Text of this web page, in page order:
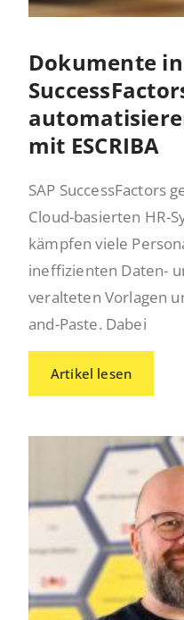
Dokumente in
mit ESCRIBA
SAP SuccessFactors
Cloud-basierten HR-
kämpfen viele
ineffizienten Daten-
veralteten Vorlagen
and-Paste. Dabei
Artikel lesen